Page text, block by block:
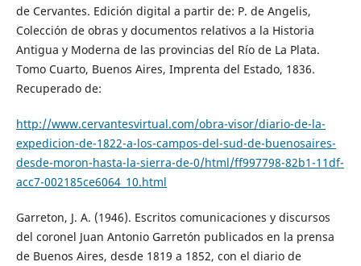
de Cervantes. Edición digital a partir de: P. de Angelis,
Colección de obras y documentos relativos a la Historia
Antigua y Moderna de las provincias del Río de La Plata.
Tomo Cuarto, Buenos Aires, Imprenta del Estado, 1836.
Recuperado de:
http://www.cervantesvirtual.com/obra-visor/diario-de-la-
expedicion-de-1822-a-los-campos-del-sud-de-buenosaires-
desde-moron-hasta-la-sierra-de-0/html/ff997798-82b1-11df-
acc7-002185ce6064_10.html
Garreton, J. A. (1946). Escritos comunicaciones y discursos
del coronel Juan Antonio Garretón publicados en la prensa
de Buenos Aires, desde 1819 a 1852, con el diario de